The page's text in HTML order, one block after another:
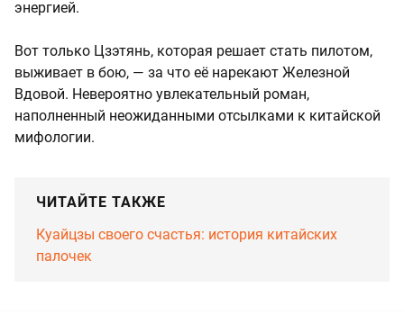
энергией.
Вот только Цзэтянь, которая решает стать пилотом,
выживает в бою, — за что её нарекают Железной
Вдовой. Невероятно увлекательный роман,
наполненный неожиданными отсылками к китайской
мифологии.
ЧИТАЙТЕ ТАКЖЕ
Куайцзы своего счастья: история китайских
палочек